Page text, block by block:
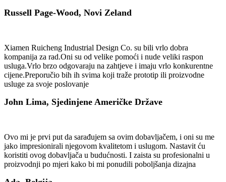
Russell Page-Wood, Novi Zeland
Xiamen Ruicheng Industrial Design Co. su bili vrlo dobra
kompanija za rad.Oni su od velike pomoći i nude veliki raspon
usluga.Vrlo brzo odgovaraju na zahtjeve i imaju vrlo konkurentne
cijene.Preporučio bih ih svima koji traže prototip ili proizvodne
usluge za svoje poslovanje
John Lima, Sjedinjene Američke Države
Ovo mi je prvi put da sarađujem sa ovim dobavljačem, i oni su me
jako impresionirali njegovom kvalitetom i uslugom. Nastavit ću
koristiti ovog dobavljača u budućnosti. I zaista su profesionalni u
proizvodnji po mjeri kako bi mi ponudili poboljšanja dizajna